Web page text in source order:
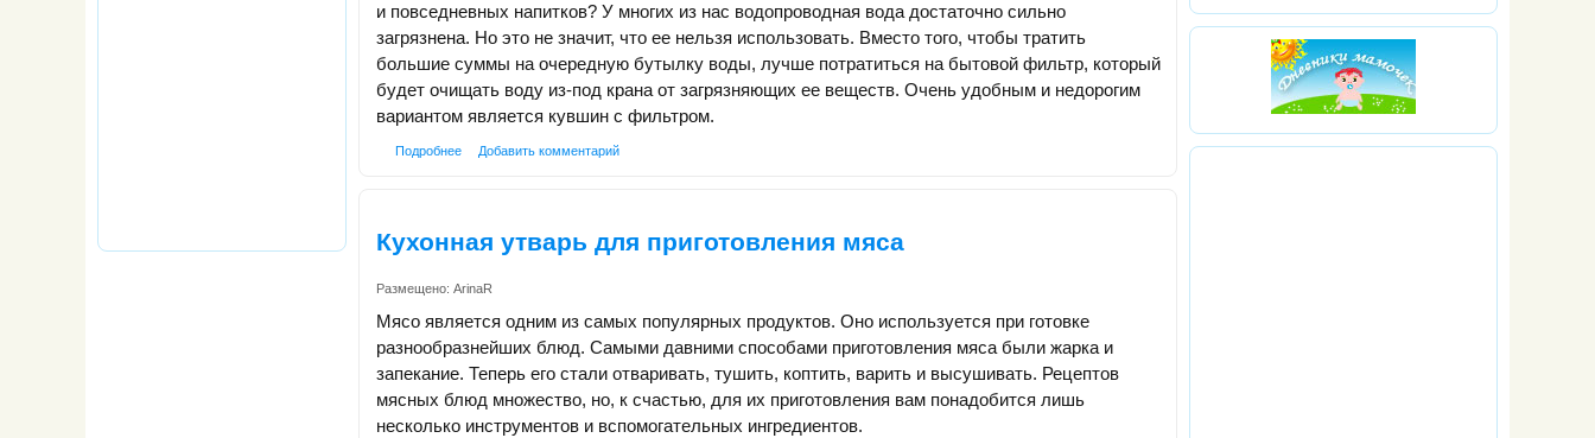
и повседневных напитков? У многих из нас водопроводная вода достаточно сильно
загрязнена. Но это не значит, что ее нельзя использовать. Вместо того, чтобы тратить
большие суммы на очередную бутылку воды, лучше потратиться на бытовой фильтр, который
будет очищать воду из-под крана от загрязняющих ее веществ. Очень удобным и недорогим
вариантом является кувшин с фильтром.
Подробнее Добавить комментарий
Кухонная утварь для приготовления мяса
Размещено: ArinaR
Мясо является одним из самых популярных продуктов. Оно используется при готовке
разнообразнейших блюд. Самыми давними способами приготовления мяса были жарка и
запекание. Теперь его стали отваривать, тушить, коптить, варить и высушивать. Рецептов
мясных блюд множество, но, к счастью, для их приготовления вам понадобится лишь
несколько инструментов и вспомогательных ингредиентов.